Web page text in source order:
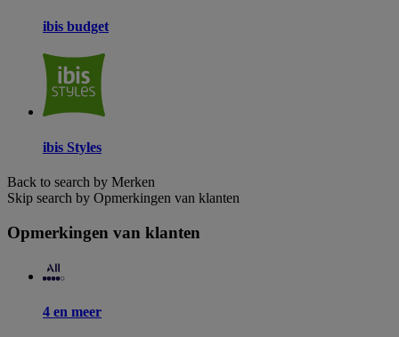
ibis budget
ibis Styles
Back to search by Merken
Skip search by Opmerkingen van klanten
Opmerkingen van klanten
4 en meer